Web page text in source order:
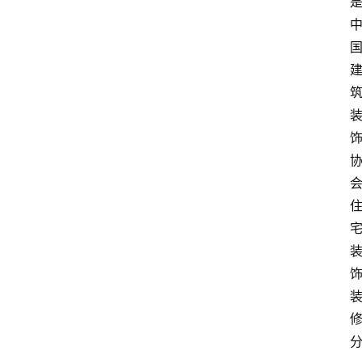
中
国
建
筑
装
饰
协
会
住
宅
装
饰
装
修
分